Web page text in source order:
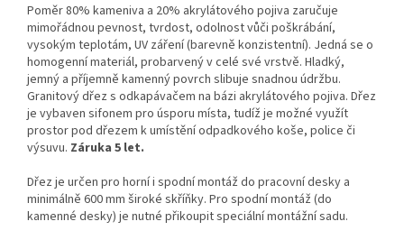
Poměr 80% kameniva a 20% akrylátového pojiva zaručuje
mimořádnou pevnost, tvrdost, odolnost vůči poškrábání,
vysokým teplotám, UV záření (barevně konzistentní). Jedná se o
homogenní materiál, probarvený v celé své vrstvě. Hladký,
jemný a příjemně kamenný povrch slibuje snadnou údržbu.
Granitový dřez s odkapávačem na bázi akrylátového pojiva. Dřez
je vybaven sifonem pro úsporu místa, tudíž je možné využít
prostor pod dřezem k umístění odpadkového koše, police či
výsuvu. Záruka 5 let.
Dřez je určen pro horní i spodní montáž do pracovní desky a
minimálně 600 mm široké skříňky. Pro spodní montáž (do
kamenné desky) je nutné přikoupit speciální montážní sadu.